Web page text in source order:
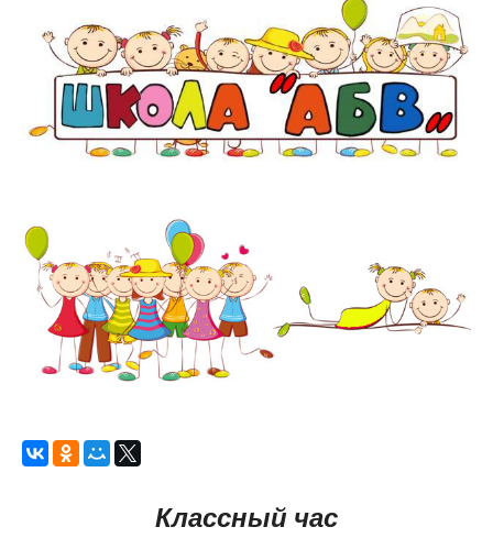
Классный час